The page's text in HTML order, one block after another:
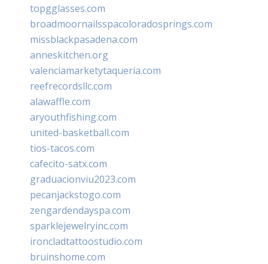
topgglasses.com
broadmoornailsspacoloradosprings.com
missblackpasadena.com
anneskitchen.org
valenciamarketytaqueria.com
reefrecordsllc.com
alawaffle.com
aryouthfishing.com
united-basketball.com
tios-tacos.com
cafecito-satx.com
graduacionviu2023.com
pecanjackstogo.com
zengardendayspa.com
sparklejewelryinc.com
ironcladtattoostudio.com
bruinshome.com